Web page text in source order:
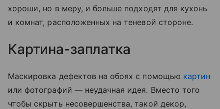
хороши, но в меру, и больше подходят для кухонь
и комнат, расположенных на теневой стороне.
Картина-заплатка
Маскировка дефектов на обоях с помощью картин
или фотографий — неудачная идея. Вместо того
чтобы скрыть несовершенства, такой декор,